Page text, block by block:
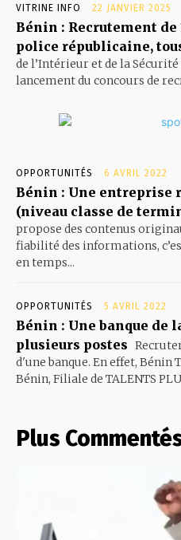
VITRINE INFO 22 JANVIER 2025
Bénin : Recrutement de
police républicaine,
de l’Intérieur et de la
lancement du concours de
OPPORTUNITÉS 6 AVRIL 2022
Bénin : Une entreprise
(niveau classe de
propose des contenus
fiabilité des informations,
en temps...
OPPORTUNITÉS 5 AVRIL 2022
Bénin : Une banque de
plusieurs postes
d'une banque. En effet, Bénin
Bénin, Filiale de TALENTS
Plus